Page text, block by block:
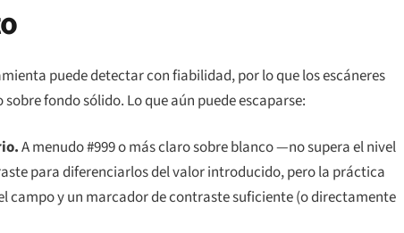
puede detectar con fiabilidad, por lo que los escáneres
fondo sólido. Lo que aún puede escaparse:
A menudo #999 o más claro sobre blanco —no supera el nivel
para diferenciarlos del valor introducido, pero la práctica
campo y un marcador de contraste suficiente (o directamente